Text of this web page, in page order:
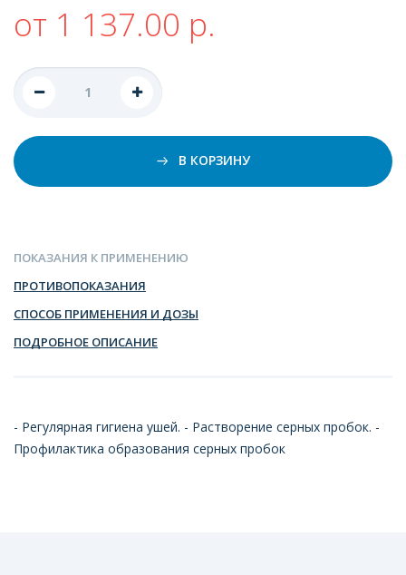
от 1 137.00 р.
В КОРЗИНУ
ПОКАЗАНИЯ К ПРИМЕНЕНИЮ
ПРОТИВОПОКАЗАНИЯ
СПОСОБ ПРИМЕНЕНИЯ И ДОЗЫ
ПОДРОБНОЕ ОПИСАНИЕ
- Регулярная гигиена ушей. - Растворение серных пробок. -
Профилактика образования серных пробок